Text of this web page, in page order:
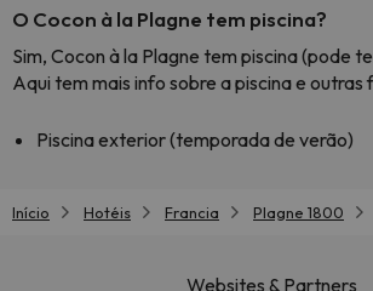
O Cocon à la Plagne tem piscina?
Sim, Cocon à la Plagne tem piscina (pode
Aqui tem mais info sobre a piscina e outras
Piscina exterior (temporada de verão)
Início Hotéis Francia Plagne 1800
Websites & Partners